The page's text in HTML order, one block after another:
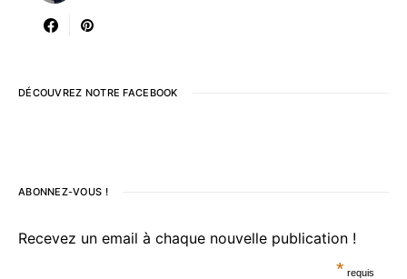
DÉCOUVREZ NOTRE FACEBOOK
ABONNEZ-VOUS !
Recevez un email à chaque nouvelle publication !
* requis